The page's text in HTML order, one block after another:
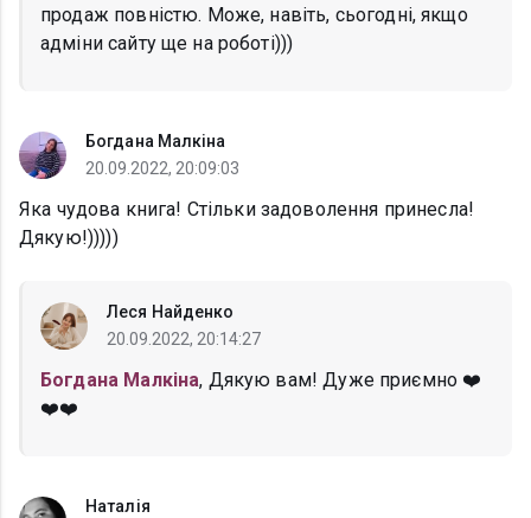
продаж повністю. Може, навіть, сьогодні, якщо
адміни сайту ще на роботі)))
Богдана Малкіна
20.09.2022, 20:09:03
Яка чудова книга! Стільки задоволення принесла!
Дякую!)))))
Леся Найденко
20.09.2022, 20:14:27
Богдана Малкіна, Дякую вам! Дуже приємно ❤️
❤️❤️
Наталія